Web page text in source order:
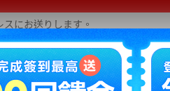
にお送りします。
ッセージ」にてご連絡ください。